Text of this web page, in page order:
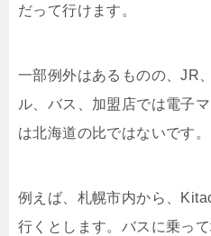
だって行けます。
一部例外はあるものの、JR
ル、バス、加盟店では電子
は北海道の比ではないです。
例えば、札幌市内から、
行くとします。バスに乗っ